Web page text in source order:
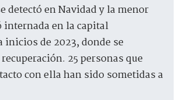
en la capital
inicios de 2023, donde se
25 personas que
con ella han sido sometidas a